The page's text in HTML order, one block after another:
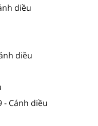
diều
diều
- Cánh diều